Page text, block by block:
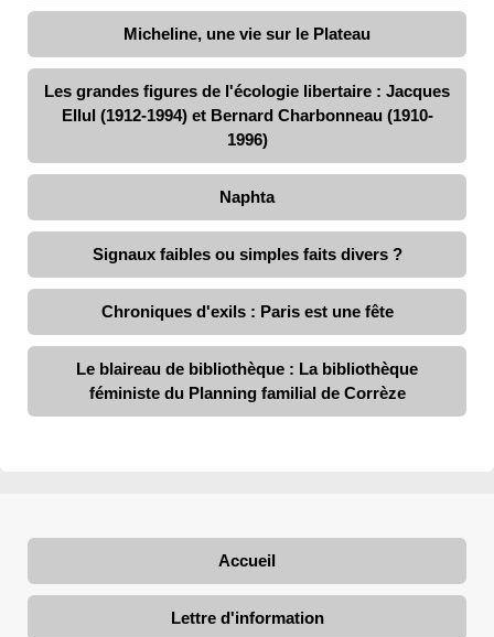
Micheline, une vie sur le Plateau
Les grandes figures de l'écologie libertaire : Jacques
Ellul (1912-1994) et Bernard Charbonneau (1910-
1996)
Naphta
Signaux faibles ou simples faits divers ?
Chroniques d'exils : Paris est une fête
Le blaireau de bibliothèque : La bibliothèque
féministe du Planning familial de Corrèze
Accueil
Lettre d'information